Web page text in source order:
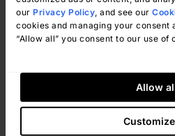
our Privacy Policy, and see our
cookies and managing your consent
“Allow all” you consent to our use of
Allow
Customize
Unser Team sorgt dafür,
Übergang zu InvGate
Ansicht